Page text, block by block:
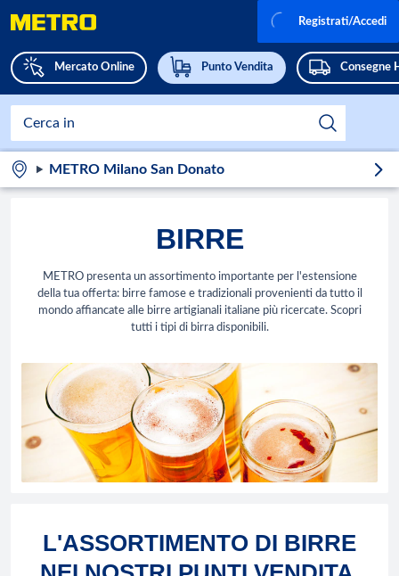
Mercato Online Punto Vendita Consegne
Registrati/Accedi
METRO Milano San Donato
BIRRE
METRO presenta un assortimento importante per l'estensione
della tua offerta: birre famose e tradizionali provenienti da tutto il
mondo affiancate alle birre artigianali italiane più ricercate. Scopri
tutti i tipi di birra disponibili.
L'ASSORTIMENTO DI BIRRE